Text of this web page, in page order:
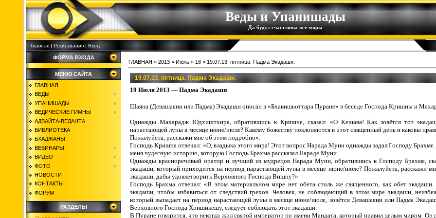
Веды и Упанишады
Да будут счастливы все миры
Главная|Регистрация|Вход
ФОРМА ВХОДА
МЕНЮ САЙТА
ГЛАВНАЯ
ВЕДЫ
УПАНИШАДЫ
ВЕДИЧЕСКИЕ ГИМНЫ
АДВАЙТА-ВЕДАНТА
БИБЛИОТЕКА
БХАДЖАНЫ
ВЕБИНАРЫ
ВИДЕО
ФОТО
НОВОСТИ
КОНТАКТЫ
ФОРУМ
РАЗДЕЛЫ
ГЛАВНАЯ » 2013 » Июль » 18 » 19.07.13, пятница. Падма Экадаши.
19.07.13, пятница. Падма Экадаши.
19 Июля 2013 — Падма Экадаши
Шаяна (Девашаяни или Падма) Экадаши описан в «Бхавишьоттара Пуране» в беседе Господа Кришны и
Однажды Махарадж Юдхиштхира, обратившись к Кришне, сказал: «О Кешава! Как зовётся тот
нарастающей луны в месяце июне/июле? Какому божеству поклоняются в этот священный день и каковы
Пожалуйста, расскажи мне об этом подробно».
Господь Кришна отвечал: «О, владыка этого мира! Этот вопрос Нарада Муни однажды задал Господу
меня чудесную историю, которую Господь Брахма рассказал Нараде Муни.
Однажды красноречивый оратор и лучший из мудрецов Нарада Муни, обратившись к Господу Брахме,
экадаши, который приходится на период нарастающей луны в месяце июне/июле? Пожалуйста, расскажи
экадаши, дабы удовлетворить Верховного Господа Вишну?»
Господь Брахма отвечал: «В этом материальном мире нет обета столь же священного, как обет
экадаши, чтобы избавиться от следствий грехов. Человек, не соблюдающий в этом мире экадаши,
который выпадает на период нарастающей луны в месяце июне/июле, зовётся Девашаяни или Падма
Верховного Господа Хришикешу, следует соблюдать этот экадаши.
В Пуране говорится, что некогда жил святой император по имени Мандата, который правил целым миром. Он